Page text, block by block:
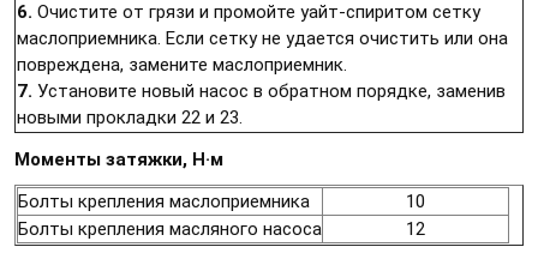
6. Очистите от грязи и промойте уайт-спиритом сетку
маслоприемника. Если сетку не удается очистить или она
повреждена, замените маслоприемник.
7. Установите новый насос в обратном порядке, заменив
новыми прокладки 22 и 23.
Моменты затяжки, Н·м
Болты крепления маслоприемника
10
Болты крепления масляного насоса
12